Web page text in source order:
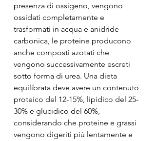
presenza di ossigeno, vengono
ossidati completamente e
trasformati in acqua e anidride
carbonica, le proteine producono
anche composti azotati che
vengono successivamente escreti
sotto forma di urea. Una dieta
equilibrata deve avere un contenuto
proteico del 12-15%, lipidico del 25-
30% e glucidico del 60%,
considerando che proteine e grassi
vengono digeriti più lentamente e